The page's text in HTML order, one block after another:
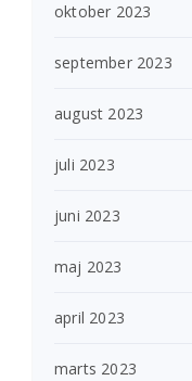
oktober 2023
september 2023
august 2023
juli 2023
juni 2023
maj 2023
april 2023
marts 2023